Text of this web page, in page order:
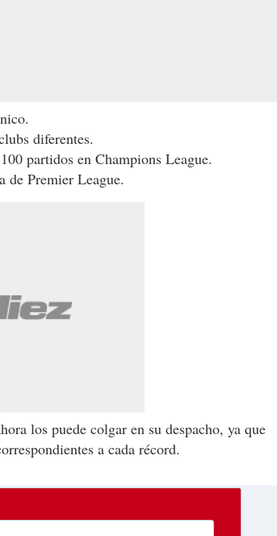
diferentes.
partidos en Champions League.
de Premier League.
los puede colgar en su despacho, ya que
a cada récord.